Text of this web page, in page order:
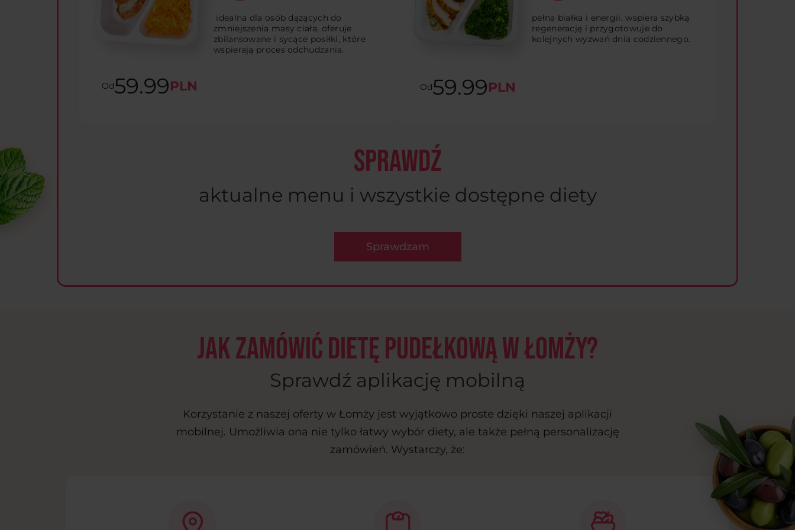
Od59.99PLN
idealna dla osób dążących do
zmniejszenia masy ciała, oferuje
zbilansowane i sycące posiłki, które
wspierają proces odchudzania.
Od59.99PLN
pełna białka i energii, wspiera szybką
regenerację i przygotowuje do
kolejnych wyzwań dnia codziennego.
SPRAWDŹ
aktualne menu i wszystkie dostępne diety
Sprawdzam
Jak zamówić dietę pudełkową w Łomży?
Sprawdź aplikację mobilną
Korzystanie z naszej oferty w Łomży jest wyjątkowo proste dzięki naszej aplikacji
mobilnej. Umożliwia ona nie tylko łatwy wybór diety, ale także pełną personalizację
zamówień. Wystarczy, że: